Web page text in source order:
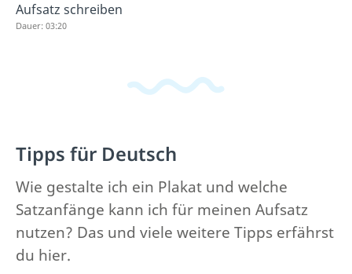
Aufsatz schreiben
Dauer: 03:20
Tipps für Deutsch
Wie gestalte ich ein Plakat und welche
Satzanfänge kann ich für meinen Aufsatz
nutzen? Das und viele weitere Tipps erfährst
du hier.